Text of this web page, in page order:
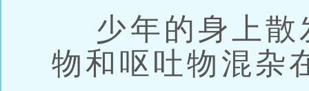
少年的身上散
物和呕吐物混杂